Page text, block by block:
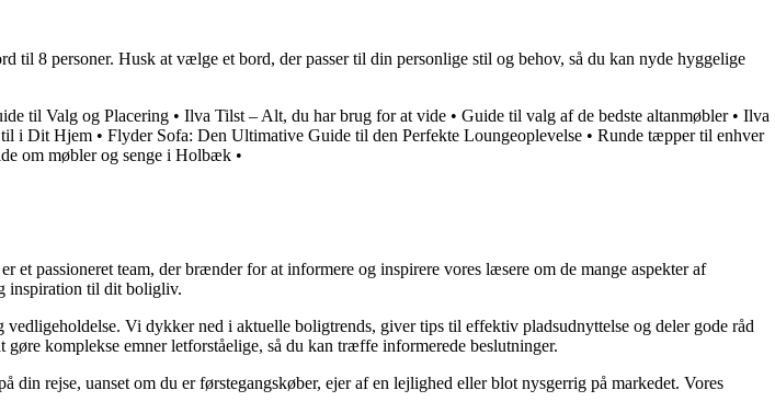
8 personer. Husk at vælge et bord, der passer til din personlige stil og behov, så du kan nyde hyggelige
til Valg og Placering • Ilva Tilst – Alt, du har brug for at vide • Guide til valg af de bedste altanmøbler• Ilva
i Dit Hjem • Flyder Sofa: Den Ultimative Guide til den Perfekte Loungeoplevelse • Runde tæpper til enhver
om møbler og senge i Holbæk •
passioneret team, der brænder for at informere og inspirere vores læsere om de mange aspekter af
inspiration til dit boligliv.
Vi dykker ned i aktuelle boligtrends, giver tips til effektiv pladsudnyttelse og deler gode råd
komplekse emner letforståelige, så du kan træffe informerede beslutninger.
rejse, uanset om du er førstegangskøber, ejer af en lejlighed eller blot nysgerrig på markedet. Vores